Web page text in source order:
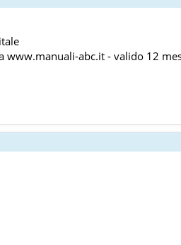
www.manuali-abc.it - valido 12